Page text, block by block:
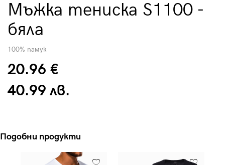
Мъжка тениска S1100 -
бяла
100% памук
20.96 €
40.99 лв.
Подобни продукти